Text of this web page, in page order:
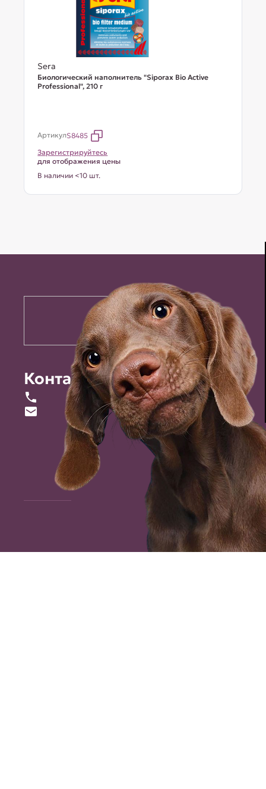
Sera
Биологический наполнитель "Siporax Bio Active
Professional", 210 г
АртикулS8485
Зарегистрируйтесь
для отображения цены
В наличии <10 шт.
Контакты